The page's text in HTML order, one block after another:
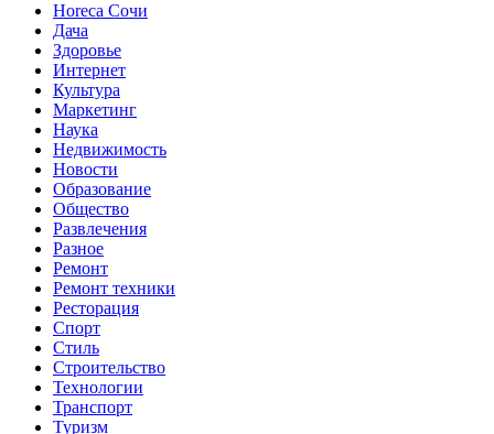
Horeca Сочи
Дача
Здоровье
Интернет
Культура
Маркетинг
Наука
Недвижимость
Новости
Образование
Общество
Развлечения
Разное
Ремонт
Ремонт техники
Ресторация
Спорт
Стиль
Строительство
Технологии
Транспорт
Туризм